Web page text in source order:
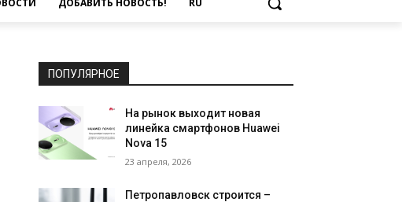
ПОПУЛЯРНОЕ
На рынок выходит новая
линейка смартфонов Huawei
Nova 15
23 апреля, 2026
Петропавловск строится –